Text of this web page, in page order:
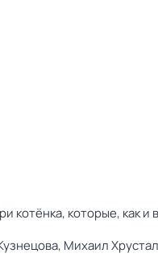
котёнка, которые,
Михаил